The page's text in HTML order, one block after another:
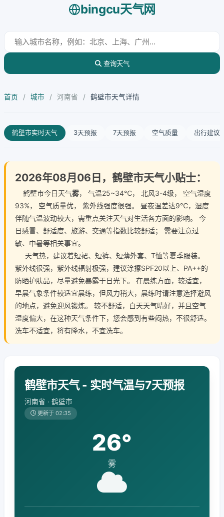
bingcu天气网
查询天气
首页 / 城市 / 河南省 / 鹤壁市天气详情
鹤壁市实时天气 3天预报 7天预报 空气质量 出行建议
2026年08月06日，鹤壁市天气小贴士：
鹤壁市今日天气雾， 气温25~34℃， 北风3-4级， 空气湿度
93%， 空气质量优， 紫外线强度很强。 昼夜温差达9℃，湿度
伴随气温波动较大，需重点关注天气对生活各方面的影响。 今
日感冒、舒适度、旅游、交通等指数比较舒适； 需要注意过
敏、中暑等相关事宜。
天气热，建议着短裙、短裤、短薄外套、T恤等夏季服装。
紫外线很强，紫外线辐射极强，建议涂擦SPF20以上、PA++的
防晒护肤品，尽量避免暴露于日光下。 在晨练方面，较适宜，
早晨气象条件较适宜晨练，但风力稍大，晨练时请注意选择避风
的地点，避免迎风锻炼。 较不舒适，白天天气晴好，并且空气
湿度偏大，在这种天气条件下，您会感到有些闷热，不很舒适。
洗车不适宜，将有降水，不宜洗车。
鹤壁市天气 - 实时气温与7天预报
河南省 · 鹤壁市
更新于 02:35
26°
雾